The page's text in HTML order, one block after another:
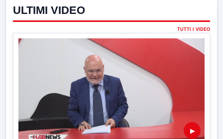
ULTIMI VIDEO
TUTTI I VIDEO
▶